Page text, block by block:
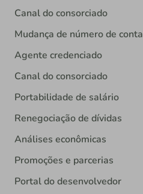
Canal do consorciado
Mudança de número de conta
Agente credenciado
Canal do consorciado
Portabilidade de salário
Renegociação de dívidas
Análises econômicas
Promoções e parcerias
Portal do desenvolvedor